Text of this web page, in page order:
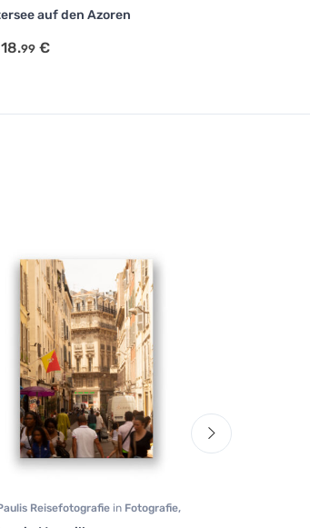
Natur
auf den Azoren
18.99 €
Reisefotografie in Fotografie,
Städte